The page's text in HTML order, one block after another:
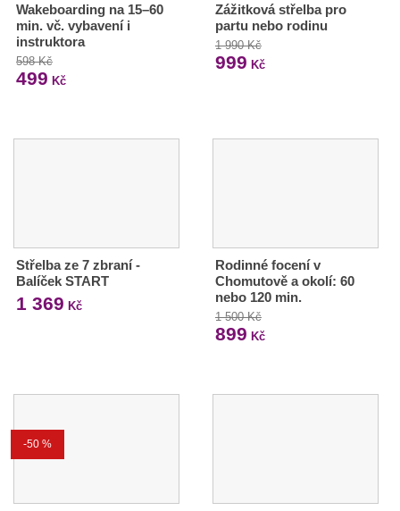
Wakeboarding na 15–60
min. vč. vybavení i
instruktora
598 Kč
499 Kč
Zážitková střelba pro
partu nebo rodinu
1 990 Kč
999 Kč
Střelba ze 7 zbraní -
Balíček START
1 369 Kč
Rodinné focení v
Chomutově a okolí: 60
nebo 120 min.
1 500 Kč
899 Kč
-50 %